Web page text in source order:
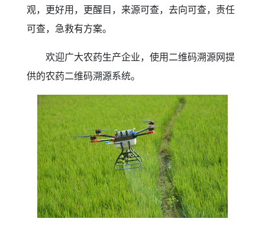
观，更好用，更醒目，来源可查，去向可查，责任
可查，急救有方案。
欢迎广大农药生产企业，使用二维码溯源网提
供的农药二维码溯源系统。